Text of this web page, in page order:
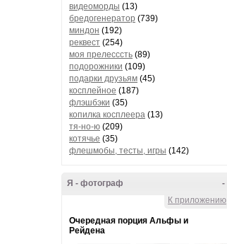
видеоморды (13)
бредогенератор (739)
миндон (192)
реквест (254)
моя прелесссть (89)
подорожники (109)
подарки друзьям (45)
косплейное (187)
флэшбэки (35)
копилка косплеера (13)
тя-но-ю (209)
котячье (35)
флешмобы, тесты, игры (142)
-
Я - фотограф
К приложению
Очередная порция Альфы и
Рейдена